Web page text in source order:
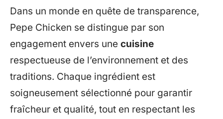
Dans un monde en quête de transparence,
Pepe Chicken se distingue par son
engagement envers une cuisine
respectueuse de l’environnement et des
traditions. Chaque ingrédient est
soigneusement sélectionné pour garantir
fraîcheur et qualité, tout en respectant les